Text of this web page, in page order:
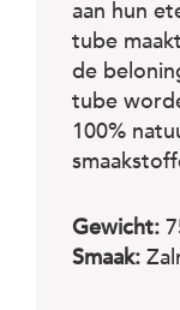
aan hun
tube
de
tube
100%
Gewicht:
Smaak: